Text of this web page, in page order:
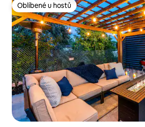
Oblíbené u hostů
Oblíbené u hostů